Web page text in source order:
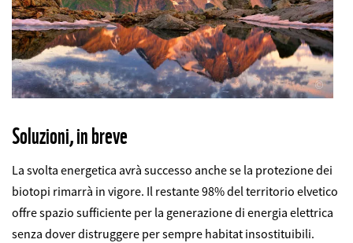
©
Soluzioni, in breve
La svolta energetica avrà successo anche se la protezione dei
biotopi rimarrà in vigore. Il restante 98% del territorio elvetico
offre spazio sufficiente per la generazione di energia elettrica
senza dover distruggere per sempre habitat insostituibili.